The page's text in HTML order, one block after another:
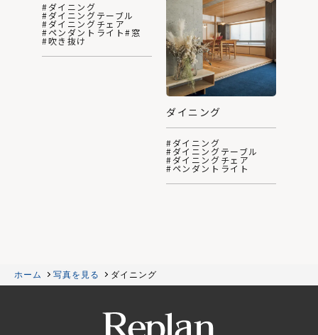
#ダイニング
#ダイニングテーブル
#ダイニングチェア
#ペンダントライト#窓
#吹き抜け
ダイニング
#ダイニング
#ダイニングテーブル
#ダイニングチェア
#ペンダントライト
ホーム 写真を見る ダイニング